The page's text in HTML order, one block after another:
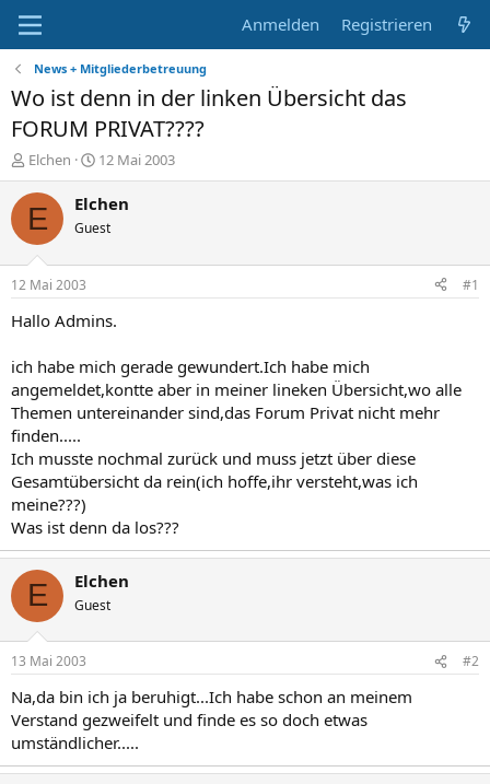
Anmelden Registrieren
News + Mitgliederbetreuung
Wo ist denn in der linken Übersicht das
FORUM PRIVAT????
E
r
s
e
r
Elchen
E
r
s
e
t
a
12 Mai 2003
E Elchen
Guest
12 Mai 2003 #1
Hallo Admins.
ich habe mich gerade gewundert.Ich habe mich
angemeldet,kontte aber in meiner lineken Übersicht,wo alle
Themen untereinander sind,das Forum Privat nicht mehr
finden.....
Ich musste nochmal zurück und muss jetzt über diese
Gesamtübersicht da rein(ich hoffe,ihr versteht,was ich
meine???)
Was ist denn da los???
E Elchen
Guest
13 Mai 2003 #2
Na,da bin ich ja beruhigt...Ich habe schon an meinem
Verstand gezweifelt und finde es so doch etwas
umständlicher.....